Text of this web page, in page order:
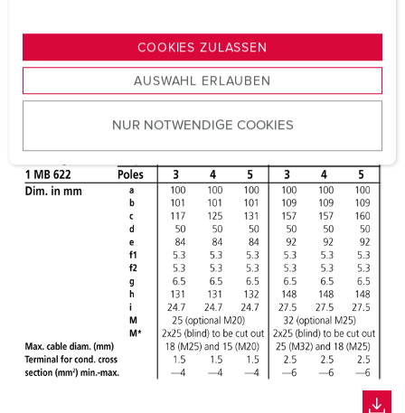
s
u
w
a
h
COOKIES ZULASSEN
AUSWAHL ERLAUBEN
NUR NOTWENDIGE COOKIES